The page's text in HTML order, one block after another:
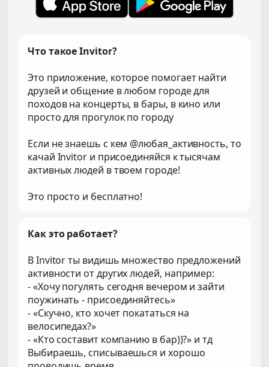
Что такое Invitor?
Это приложение, которое помогает найти
друзей и общение в любом городе для
походов на концерты, в бары, в кино или
просто для прогулок по городу
Если не знаешь с кем @любая_активность, то
качай Invitor и присоединяйся к тысячам
активных людей в твоем городе!
Это просто и бесплатно!
Как это работает?
В Invitor ты видишь множество предложений
активности от других людей, например:
- «Хочу погулять сегодня вечером и зайти
поужинать - присоединяйтесь»
- «Скучно, кто хочет покататься на
велосипедах?»
- «Кто составит компанию в бар))?» и тд
Выбираешь, списываешься и хорошо